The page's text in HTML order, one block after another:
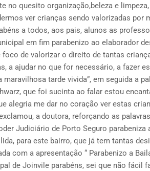
no quesito organização,beleza e
ver crianças sendo valorizadas
a todos, aos pais, alunos as
em fim parabenizo ao elaborador
foco de valorizar o direito de tantas
a ajudar no que for necessário, a fazer
maravilhosa tarde vivida”, em seguida a
que foi sucinta ao falar estou
alegria me dar no coração ver estas
a doutora, reforçando as
Judiciário de Porto Seguro
para este bairro, que já tem tantas
com a apresentação “ Parabenizo a
de Joinvile parabéns, sei que não fácil